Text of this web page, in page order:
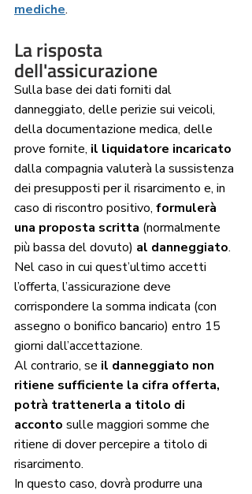
mediche.
La risposta
dell'assicurazione
Sulla base dei dati forniti dal
danneggiato, delle perizie sui veicoli,
della documentazione medica, delle
prove fornite, il liquidatore incaricato
dalla compagnia valuterà la sussistenza
dei presupposti per il risarcimento e, in
caso di riscontro positivo, formulerà
una proposta scritta (normalmente
più bassa del dovuto) al danneggiato.
Nel caso in cui quest’ultimo accetti
l’offerta, l’assicurazione deve
corrispondere la somma indicata (con
assegno o bonifico bancario) entro 15
giorni dall’accettazione.
Al contrario, se il danneggiato non
ritiene sufficiente la cifra offerta,
potrà trattenerla a titolo di
acconto sulle maggiori somme che
ritiene di dover percepire a titolo di
risarcimento.
In questo caso, dovrà produrre una